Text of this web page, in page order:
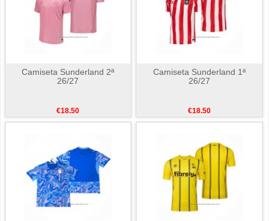
Camiseta Sunderland 2ª
26/27
€18.50
Camiseta Sunderland 1ª
26/27
€18.50